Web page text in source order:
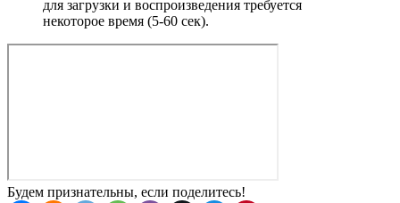
для загрузки и воспроизведения требуется
некоторое время (5-60 сек).
Будем признательны, если поделитесь!